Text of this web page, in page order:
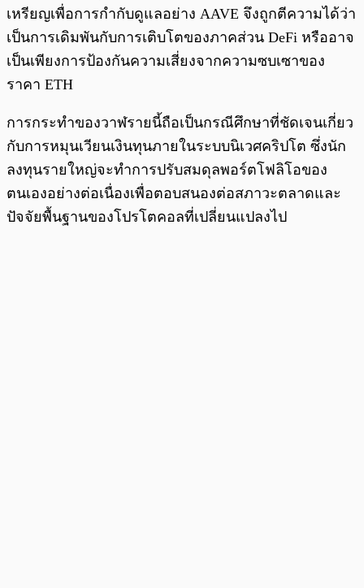
เหรียญเพื่อการกำกับดูแลอย่าง AAVE จึงถูกตีความได้ว่า
เป็นการเดิมพันกับการเติบโตของภาคส่วน DeFi หรืออาจ
เป็นเพียงการป้องกันความเสี่ยงจากความซบเซาของ
ราคา ETH
การกระทำของวาฬรายนี้ถือเป็นกรณีศึกษาที่ชัดเจนเกี่ยว
กับการหมุนเวียนเงินทุนภายในระบบนิเวศคริปโต ซึ่งนัก
ลงทุนรายใหญ่จะทำการปรับสมดุลพอร์ตโฟลิโอของ
ตนเองอย่างต่อเนื่องเพื่อตอบสนองต่อสภาวะตลาดและ
ปัจจัยพื้นฐานของโปรโตคอลที่เปลี่ยนแปลงไป